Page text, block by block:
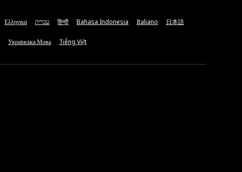
Ελληνικά עברית हिन्दी Bahasa Indonesia Italiano 日本語
Українська Мова Tiếng Việt